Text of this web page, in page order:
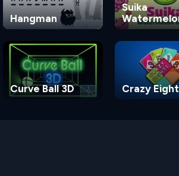
Hangman
Suika
Game
Curve Ball 3D Crazy